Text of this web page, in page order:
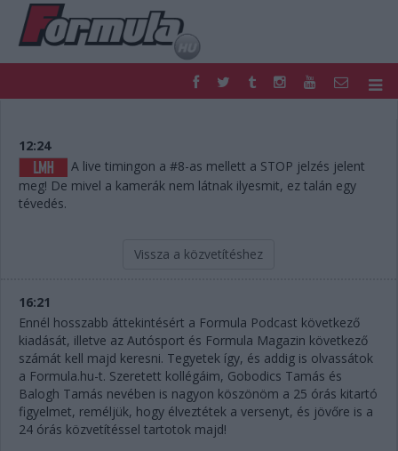
FORMULA
NEMZETKÖZI
HAZAI
RETRO
EGYÉB
PODCAST
PONTÁLLÁSOK
12:24
A live timingon a #8-as mellett a STOP jelzés jelent
meg! De mivel a kamerák nem látnak ilyesmit, ez talán egy
tévedés.
Vissza a közvetítéshez
16:21
Ennél hosszabb áttekintésért a Formula Podcast következő
kiadását, illetve az Autósport és Formula Magazin következő
számát kell majd keresni. Tegyetek így, és addig is olvassátok
a Formula.hu-t. Szeretett kollégáim, Gobodics Tamás és
Balogh Tamás nevében is nagyon köszönöm a 25 órás kitartó
figyelmet, reméljük, hogy élveztétek a versenyt, és jövőre is a
24 órás közvetítéssel tartotok majd!